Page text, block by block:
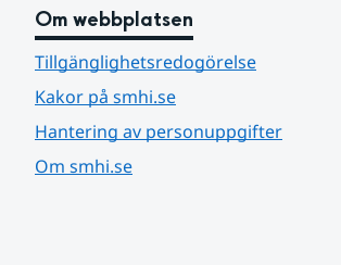
Om webbplatsen
Tillgänglighetsredogörelse
Kakor på smhi.se
Hantering av personuppgifter
Om smhi.se